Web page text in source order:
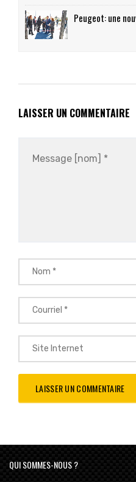
Peugeot: une
LAISSER UN COMMENTAIRE
QUI SOMMES-NOUS ?